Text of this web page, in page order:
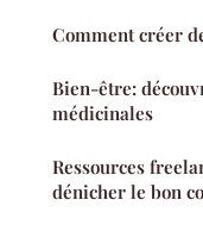
Comment créer
Bien-être:
médicinales
Ressources
dénicher le bon